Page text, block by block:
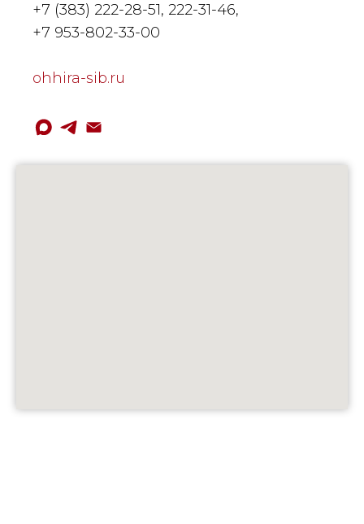
+7 (383) 222-28-51, 222-31-46,
+7 953-802-33-00
ohhira-sib.ru